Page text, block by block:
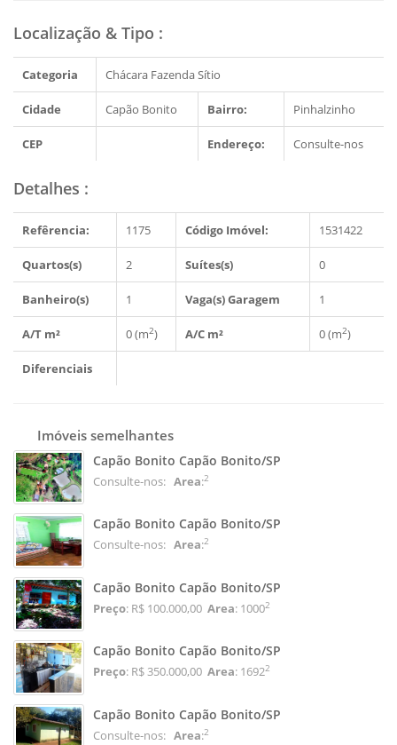
Localização & Tipo :
Categoria Chácara Fazenda Sítio
Cidade Capão Bonito Bairro: Pinhalzinho
CEP Endereço: Consulte-nos
Detalhes :
Refêrencia: 1175 Código Imóvel: 1531422
Quartos(s) 2 Suítes(s) 0
Banheiro(s) 1 Vaga(s) Garagem 1
A/T m² 0 (m2) A/C m² 0 (m2)
Diferenciais
Imóveis semelhantes
Capão Bonito Capão Bonito/SP
Consulte-nos: Area:2
Capão Bonito Capão Bonito/SP
Consulte-nos: Area:2
Capão Bonito Capão Bonito/SP
Preço: R$ 100.000,00 Area: 10002
Capão Bonito Capão Bonito/SP
Preço: R$ 350.000,00 Area: 16922
Capão Bonito Capão Bonito/SP
Consulte-nos: Area:2